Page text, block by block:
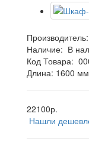
Производитель:
Наличие: В
Код Товара:
Длина: 1600
22100р.
Нашли